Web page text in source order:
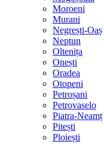
Moroeni
Murani
Negrești-Oaș
Neptun
Oltenița
Onești
Oradea
Otopeni
Petroșani
Petrovaselo
Piatra-Neamț
Pitești
Ploiești